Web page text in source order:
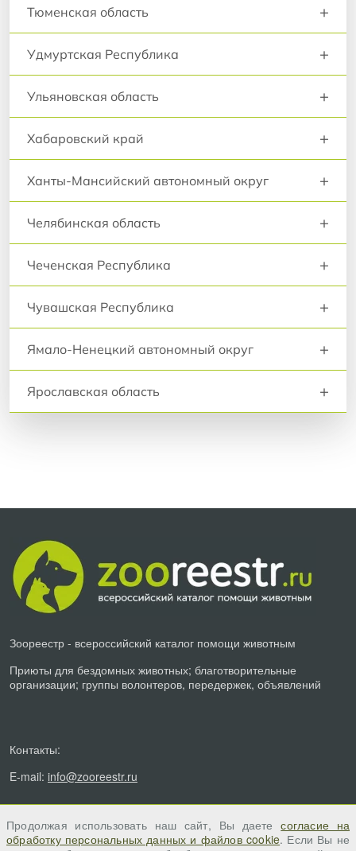
Тюменская область +
Удмуртская Республика +
Ульяновская область +
Хабаровский край +
Ханты-Мансийский автономный округ +
Челябинская область +
Чеченская Республика +
Чувашская Республика +
Ямало-Ненецкий автономный округ +
Ярославская область +
Зоореестр - всероссийский каталог помощи животным
Приюты для бездомных животных; благотворительные
организации; группы волонтеров, передержек, объявлений
Контакты:
E-mail: info@zooreestr.ru
Продолжая использовать наш сайт, Вы даетесогласие на
обработку персональных данных и файлов cookie. Если Вы не